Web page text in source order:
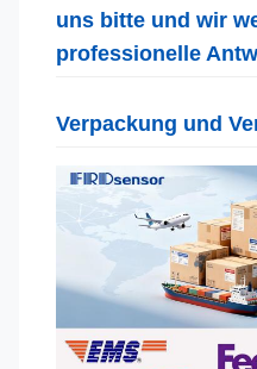
uns bitte und wir
professionelle
Verpackung und